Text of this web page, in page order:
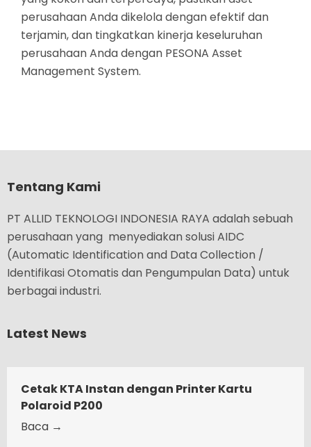
perusahaan Anda dikelola dengan efektif dan
terjamin, dan tingkatkan kinerja keseluruhan
perusahaan Anda dengan PESONA Asset
Management System.
Tentang Kami
PT ALLID TEKNOLOGI INDONESIA RAYA adalah sebuah
perusahaan yang menyediakan solusi AIDC
(Automatic Identification and Data Collection /
Identifikasi Otomatis dan Pengumpulan Data) untuk
berbagai industri.
Latest News
Cetak KTA Instan dengan Printer Kartu
Polaroid P200
Baca →